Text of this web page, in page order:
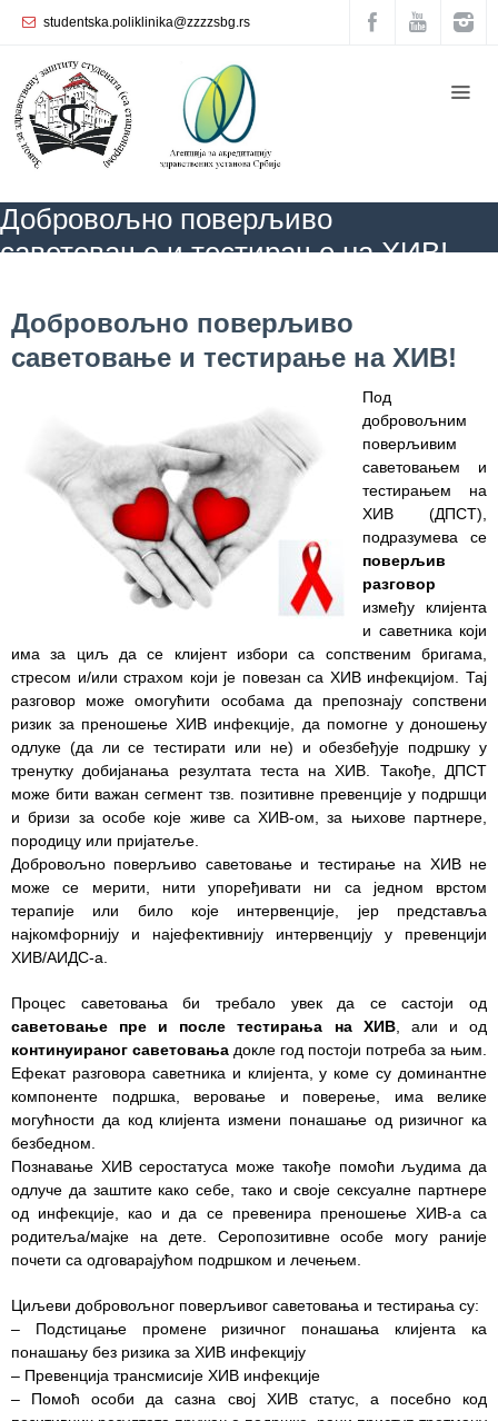
studentska.poliklinika@zzzzsbg.rs
Добровољно поверљиво
саветовање и тестирање на ХИВ!
Добровољно поверљиво
саветовање и тестирање на ХИВ!
Под
добровољним
поверљивим
саветовањем и
тестирањем на
ХИВ (ДПСТ),
подразумева се
поверљив
разговор
између клијента
и саветника који
има за циљ да се клијент избори са сопственим бригама,
стресом и/или страхом који је повезан са ХИВ инфекцијом. Тај
разговор може омогућити особама да препознају сопствени
ризик за преношење ХИВ инфекције, да помогне у доношењу
одлуке (да ли се тестирати или не) и обезбеђује подршку у
тренутку добијанања резултата теста на ХИВ. Такође, ДПСТ
може бити важан сегмент тзв. позитивне превенције у подршци
и бризи за особе које живе са ХИВ-ом, за њихове партнере,
породицу или пријатеље.
Добровољно поверљиво саветовање и тестирање на ХИВ не
може се мерити, нити упоређивати ни са једном врстом
терапије или било које интервенције, јер представља
најкомфорнију и најефективнију интервенцију у превенцији
ХИВ/АИДС-а.
Процес саветовања би требало увек да се састоји од
саветовање пре и после тестирања на ХИВ, али и од
континуираног саветовања докле год постоји потреба за њим.
Ефекат разговора саветника и клијента, у коме су доминантне
компоненте подршка, веровање и поверење, има велике
могућности да код клијента измени понашање од ризичног ка
безбедном.
Познавање ХИВ серостатуса може такође помоћи људима да
одлуче да заштите како себе, тако и своје сексуалне партнере
од инфекције, као и да се превенира преношење ХИВ-а са
родитеља/мајке на дете. Серопозитивне особе могу раније
почети са одговарајућом подршком и лечењем.
Циљеви добровољног поверљивог саветовања и тестирања су:
– Подстицање промене ризичног понашања клијента ка
понашању без ризика за ХИВ инфекцију
– Превенција трансмисије ХИВ инфекције
– Помоћ особи да сазна свој ХИВ статус, а посебно код
Почетна
O
нама
организација
Служба
опште
здравствену
заштиту
жена
Служба
стоматолошке
здравствене
Служба за
специјалистичко
консултативну
делатност
Служба за
унапређење
и очување
здравља
Служба за
медицинску
дијагностику
Служба
социјалне
медицине са
информатиком
Служба за
правне,
економско-
финансијске,
техничке и
друге сличне
Информатор
Финансије
/ јавне